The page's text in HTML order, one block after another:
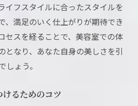
イフスタイルに合ったスタイルを
、満足のいく仕上がりが期待でき
セスを経ることで、美容室での体
となり、あなた自身の美しさを引
しょう。
るためのコツ